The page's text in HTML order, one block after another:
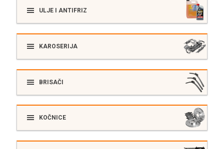
ULJE I ANTIFRIZ
KAROSERIJA
BRISAČI
KOČNICE